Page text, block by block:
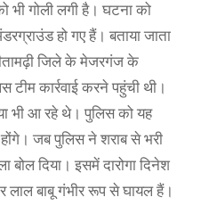
गोली लगी है। घटना को
हो गए हैं। बताया जाता
जिले के मेजरगंज के
टीम कार्रवाई करने पहुंची थी।
भी आ रहे थे। पुलिस को यह
जब पुलिस ने शराब से भरी
बोल दिया। इसमें दारोगा दिनेश
लाल बाबू गंभीर रूप से घायल हैं।